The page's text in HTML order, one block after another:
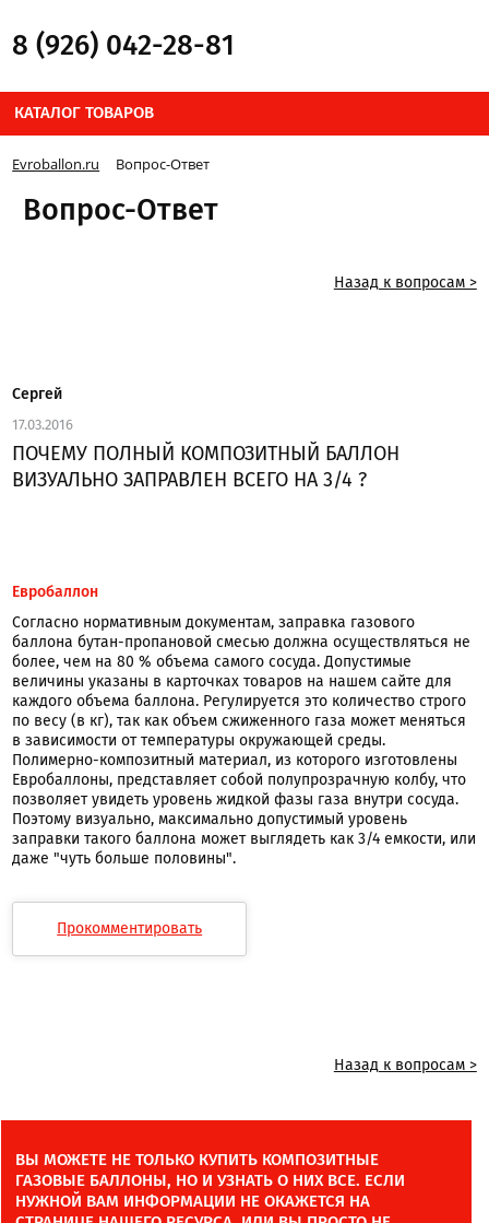
8 (926) 042-28-81
КАТАЛОГ ТОВАРОВ
Evroballon.ru Вопрос-Ответ
Вопрос-Ответ
Назад к вопросам >
Сергей
17.03.2016
ПОЧЕМУ ПОЛНЫЙ КОМПОЗИТНЫЙ БАЛЛОН
ВИЗУАЛЬНО ЗАПРАВЛЕН ВСЕГО НА 3/4 ?
Евробаллон
Согласно нормативным документам, заправка газового
баллона бутан-пропановой смесью должна осуществляться не
более, чем на 80 % объема самого сосуда. Допустимые
величины указаны в карточках товаров на нашем сайте для
каждого объема баллона. Регулируется это количество строго
по весу (в кг), так как объем сжиженного газа может меняться
в зависимости от температуры окружающей среды.
Полимерно-композитный материал, из которого изготовлены
Евробаллоны, представляет собой полупрозрачную колбу, что
позволяет увидеть уровень жидкой фазы газа внутри сосуда.
Поэтому визуально, максимально допустимый уровень
заправки такого баллона может выглядеть как 3/4 емкости, или
даже "чуть больше половины".
Прокомментировать
Назад к вопросам >
ВЫ МОЖЕТЕ НЕ ТОЛЬКО КУПИТЬ КОМПОЗИТНЫЕ
ГАЗОВЫЕ БАЛЛОНЫ, НО И УЗНАТЬ О НИХ ВСЕ. ЕСЛИ
НУЖНОЙ ВАМ ИНФОРМАЦИИ НЕ ОКАЖЕТСЯ НА